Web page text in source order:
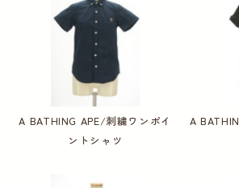
A BATHING APE/刺繍ワンポイ
ントシャツ
A